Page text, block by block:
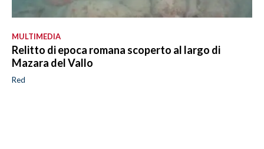
MULTIMEDIA
Relitto di epoca romana scoperto al largo di
Mazara del Vallo
Red